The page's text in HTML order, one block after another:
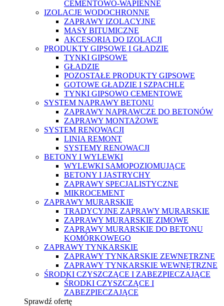
CEMENTOWO-WAPIENNE
IZOLACJE WODOCHRONNE
ZAPRAWY IZOLACYJNE
MASY BITUMICZNE
AKCESORIA DO IZOLACJI
PRODUKTY GIPSOWE I GŁADZIE
TYNKI GIPSOWE
GŁADZIE
POZOSTAŁE PRODUKTY GIPSOWE
GOTOWE GŁADZIE I SZPACHLE
TYNKI GIPSOWO CEMENTOWE
SYSTEM NAPRAWY BETONU
ZAPRAWY NAPRAWCZE DO BETONÓW
ZAPRAWY MONTAŻOWE
SYSTEM RENOWACJI
LINIA REMONT
SYSTEMY RENOWACJI
BETONY I WYLEWKI
WYLEWKI SAMOPOZIOMUJĄCE
BETONY I JASTRYCHY
ZAPRAWY SPECJALISTYCZNE
MIKROCEMENT
ZAPRAWY MURARSKIE
TRADYCYJNE ZAPRAWY MURARSKIE
ZAPRAWY MURARSKIE ZIMOWE
ZAPRAWY MURARSKIE DO BETONU
KOMÓRKOWEGO
ZAPRAWY TYNKARSKIE
ZAPRAWY TYNKARSKIE ZEWNĘTRZNE
ZAPRAWY TYNKARSKIE WEWNĘTRZNE
ŚRODKI CZYSZCZĄCE I ZABEZPIECZAJĄCE
ŚRODKI CZYSZCZĄCE I
ZABEZPIECZAJĄCE
Sprawdź ofertę